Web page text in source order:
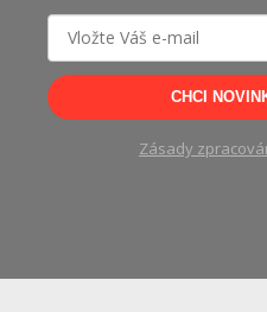
CHCI
Zásady